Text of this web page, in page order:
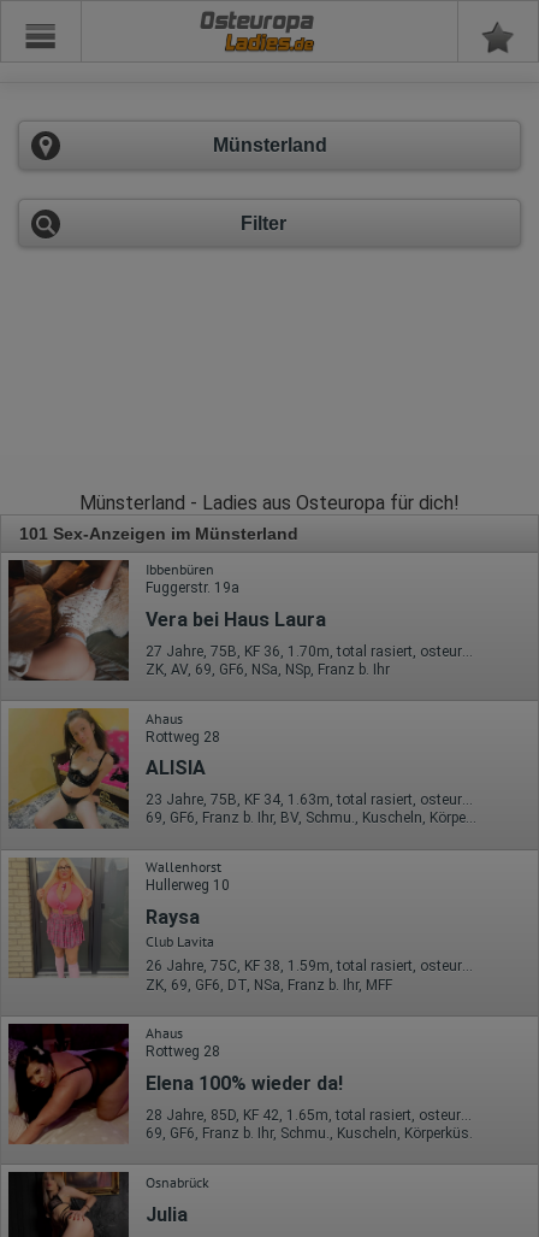
Osteuropa
Münsterland
Filter
Münsterland - Ladies aus Osteuropa für dich!
101 Sex-Anzeigen im Münsterland
Ibbenbüren
Fuggerstr. 19a
Vera bei Haus Laura
27 Jahre, 75B, KF 36, 1.70m, total rasiert, osteuropäisch
ZK, AV, 69, GF6, NSa, NSp, Franz b. Ihr
Ahaus
Rottweg 28
ALISIA
23 Jahre, 75B, KF 34, 1.63m, total rasiert, osteuropäisch
69, GF6, Franz b. Ihr, BV, Schmu., Kuscheln, Körperküs.
Wallenhorst
Hullerweg 10
Raysa
Club Lavita
26 Jahre, 75C, KF 38, 1.59m, total rasiert, osteuropäisch
ZK, 69, GF6, DT, NSa, Franz b. Ihr, MFF
Ahaus
Rottweg 28
Elena 100% wieder da!
69, GF6, Franz b. Ihr, Schmu., Kuscheln, Körperküs.
Osnabrück
Julia